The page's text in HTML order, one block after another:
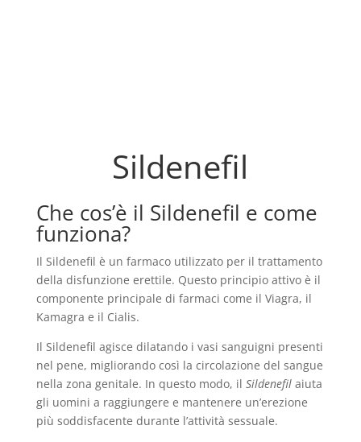
Sildenefil
Che cos’è il Sildenefil e come
funziona?
Il Sildenefil è un farmaco utilizzato per il trattamento
della disfunzione erettile. Questo principio attivo è il
componente principale di farmaci come il Viagra, il
Kamagra e il Cialis.
Il Sildenefil agisce dilatando i vasi sanguigni presenti
nel pene, migliorando così la circolazione del sangue
nella zona genitale. In questo modo, il Sildenefilaiuta
gli uomini a raggiungere e mantenere un’erezione
più soddisfacente durante l’attività sessuale.